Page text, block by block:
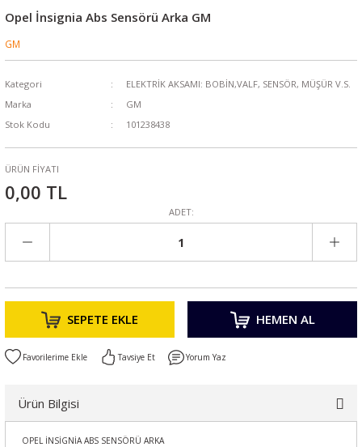
Opel İnsignia Abs Sensörü Arka GM
GM
Kategori
ELEKTRİK AKSAMI: BOBİN,VALF, SENSÖR, MÜŞÜR V.S.
Marka
GM
Stok Kodu
101238438
ÜRÜN FİYATI
0,00 TL
ADET:
SEPETE EKLE HEMEN AL
Tavsiye Et Yorum Yaz
Ürün Bilgisi
OPEL İNSİGNİA ABS SENSÖRÜ ARKA